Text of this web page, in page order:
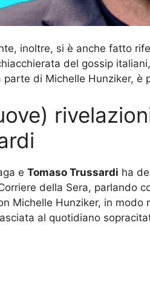
inoltre, si è anche fatto
del gossip
di Michelle Hunziker, è
e Tomaso Trussardi ha
della Sera, parlando
Michelle Hunziker, in
al quotidiano